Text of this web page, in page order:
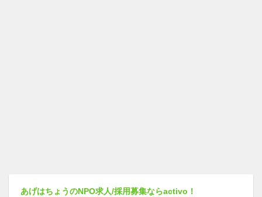
あげはちょうのNPO求人/採用募集ならactivo！